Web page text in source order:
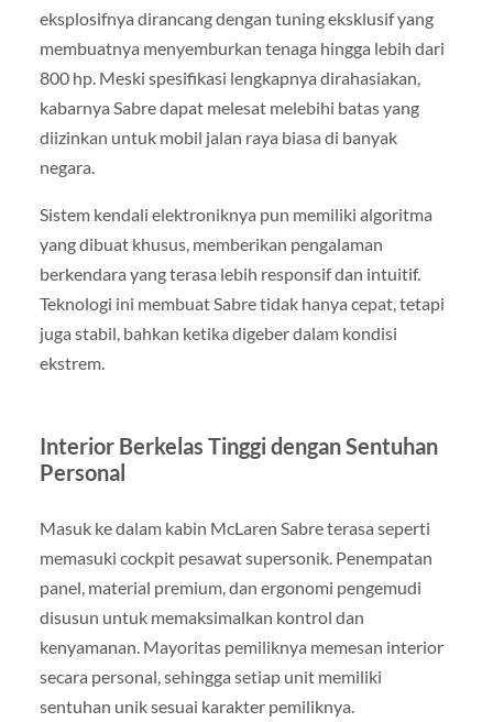
eksplosifnya dirancang dengan tuning eksklusif yang
membuatnya menyemburkan tenaga hingga lebih dari
800 hp. Meski spesifikasi lengkapnya dirahasiakan,
kabarnya Sabre dapat melesat melebihi batas yang
diizinkan untuk mobil jalan raya biasa di banyak
negara.
Sistem kendali elektroniknya pun memiliki algoritma
yang dibuat khusus, memberikan pengalaman
berkendara yang terasa lebih responsif dan intuitif.
Teknologi ini membuat Sabre tidak hanya cepat, tetapi
juga stabil, bahkan ketika digeber dalam kondisi
ekstrem.
Interior Berkelas Tinggi dengan Sentuhan
Personal
Masuk ke dalam kabin McLaren Sabre terasa seperti
memasuki cockpit pesawat supersonik. Penempatan
panel, material premium, dan ergonomi pengemudi
disusun untuk memaksimalkan kontrol dan
kenyamanan. Mayoritas pemiliknya memesan interior
secara personal, sehingga setiap unit memiliki
sentuhan unik sesuai karakter pemiliknya.